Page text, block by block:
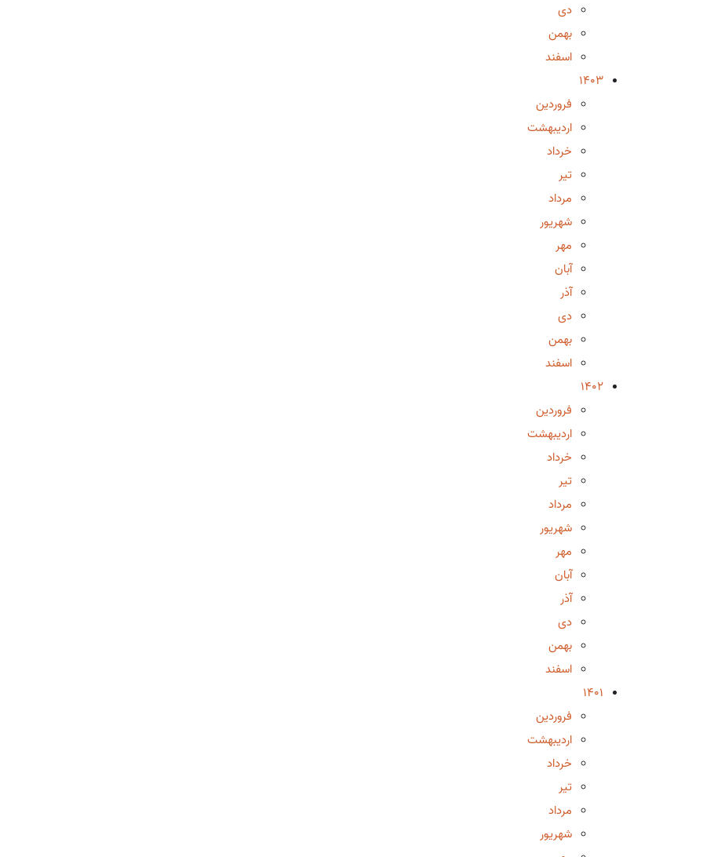
دی
بهمن
اسفند
1403
فروردین
اردیبهشت
خرداد
تیر
مرداد
شهریور
مهر
آبان
آذر
دی
بهمن
اسفند
1402
فروردین
اردیبهشت
خرداد
تیر
مرداد
شهریور
مهر
آبان
آذر
دی
بهمن
اسفند
1401
فروردین
اردیبهشت
خرداد
تیر
مرداد
شهریور